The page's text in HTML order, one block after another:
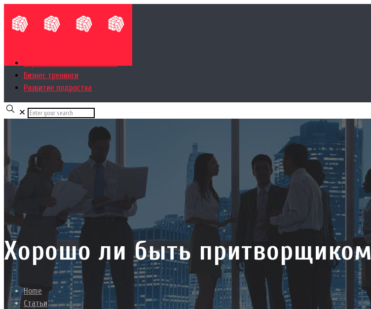
Бизнес тренинги
Развитие подростка
✕
Хорошо ли быть притворщиком
Home
Статьи